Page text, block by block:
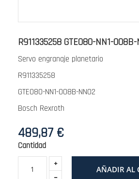
R911335258 GTE080-NN1-
Servo engranaje planetario
R911335258
GTE080-NN1-008B-NN02
Bosch Rexroth
489,87 €
Cantidad
AÑADIR AL
al
de
la
de
imágenes